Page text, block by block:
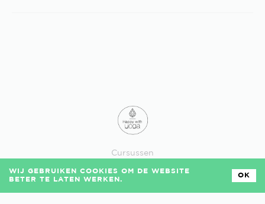
Cursussen
Veelgestelde vragen
Algemene voorwaarden
Privacy
WIJ GEBRUIKEN COOKIES OM DE WEBSITE
BETER TE LATEN WERKEN.
OK